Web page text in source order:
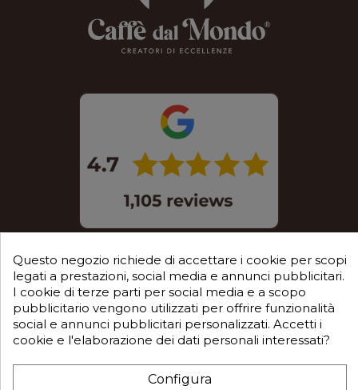
© 2025 Mec S.r.l. tutti i diritti sono riservati
Sede legale in Via Castagnari 5/A – Poncarale (BS) –
25020
Questo negozio richiede di accettare i cookie per scopi
legati a prestazioni, social media e annunci pubblicitari.
I cookie di terze parti per social media e a scopo
pubblicitario vengono utilizzati per offrire funzionalità
social e annunci pubblicitari personalizzati. Accetti i
cookie e l'elaborazione dei dati personali interessati?
Configura